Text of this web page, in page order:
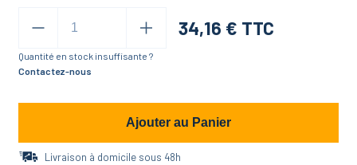
34,16 € TTC
Quantité en stock insuffisante ?
Contactez-nous
Ajouter au Panier
Livraison à domicile sous 48h